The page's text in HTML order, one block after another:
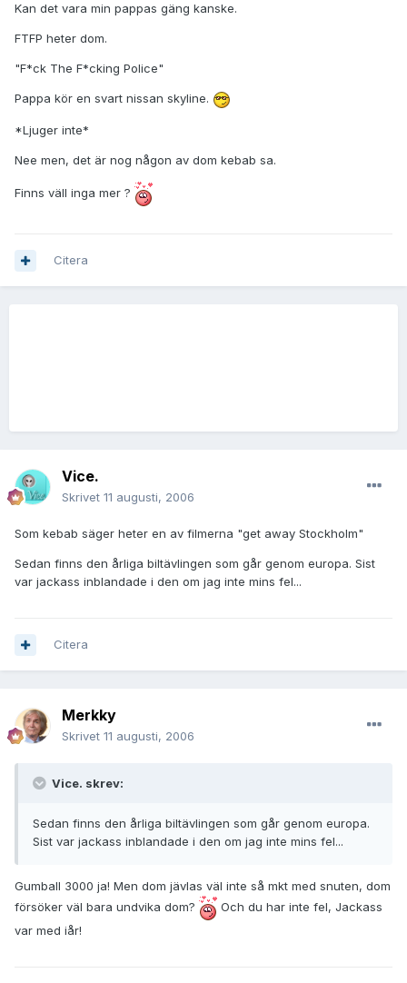
Kan det vara min pappas gäng kanske.
FTFP heter dom.
"F*ck The F*cking Police"
Pappa kör en svart nissan skyline.
*Ljuger inte*
Nee men, det är nog någon av dom kebab sa.
Finns väll inga mer ?
Citera
Vice.
Skrivet 11 augusti, 2006
Som kebab säger heter en av filmerna "get away Stockholm"
Sedan finns den årliga biltävlingen som går genom europa. Sist
var jackass inblandade i den om jag inte mins fel...
Citera
Merkky
Skrivet 11 augusti, 2006
Vice. skrev:
Sedan finns den årliga biltävlingen som går genom europa.
Sist var jackass inblandade i den om jag inte mins fel...
Gumball 3000 ja! Men dom jävlas väl inte så mkt med snuten, dom
försöker väl bara undvika dom?
Och du har inte fel, Jackass
var med iår!